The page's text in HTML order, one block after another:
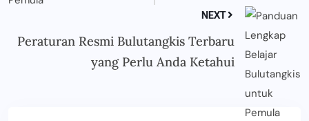
NEXT
Peraturan Resmi Bulutangkis Terbaru
yang Perlu Anda Ketahui